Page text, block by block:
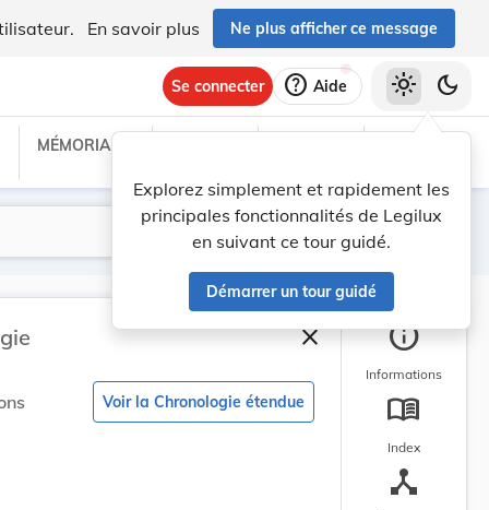
En savoir plus Ne plus afficher ce message
Se connecter help Aide
Explorez simplement et rapidement les
principales fonctionnalités de Legilux
en suivant ce tour guidé.
Démarrer un tour guidé
light_mode dark_mode
MÉMORIAL C
Lancer la recherche
Filtres
closeFermer la barre
Voir la Chronologie étendue
info
Informations
menu_book
Index
device_hub